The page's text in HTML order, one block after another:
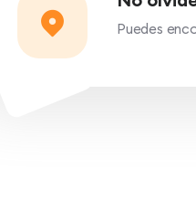
Puedes